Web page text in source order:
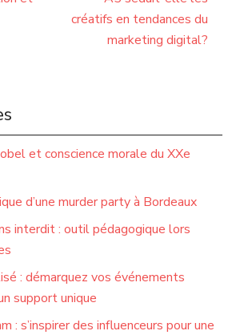
créatifs en tendances du
marketing digital?
et conscience morale du XXe
d’une murder party à Bordeaux
interdit : outil pédagogique lors
: démarquez vos événements
support unique
: s’inspirer des influenceurs pour une